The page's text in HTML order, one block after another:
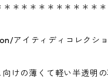
＊＊＊＊＊＊＊＊＊＊＊
アイティディコレクシ
けの薄くて軽い半透明の